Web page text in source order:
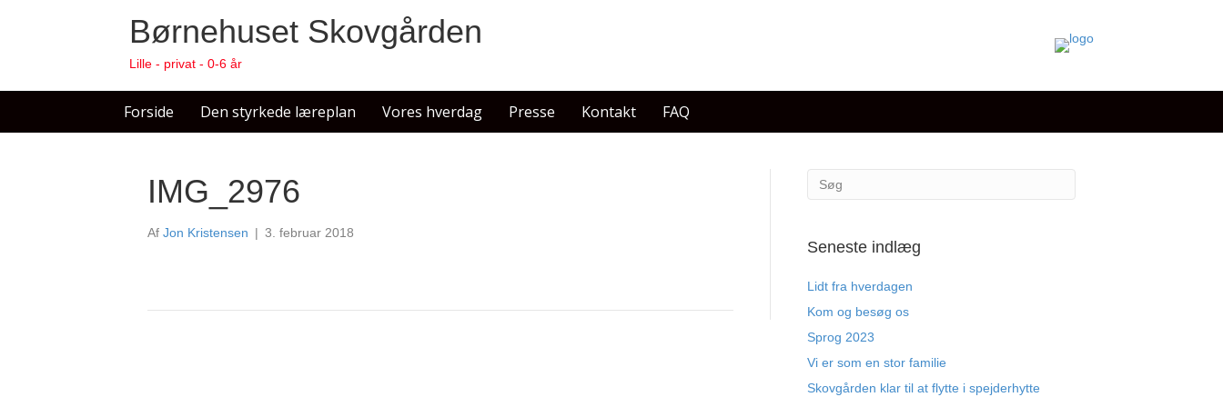
Børnehuset Skovgården
Lille - privat - 0-6 år
Forside Den styrkede læreplan Vores hverdag Presse Kontakt FAQ
IMG_2976
Af Jon Kristensen | 3. februar 2018
Seneste indlæg
Lidt fra hverdagen
Kom og besøg os
Sprog 2023
Vi er som en stor familie
Skovgården klar til at flytte i spejderhytte